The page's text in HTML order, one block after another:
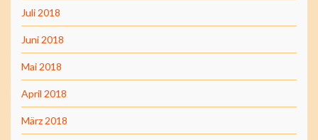
Juli 2018
Juni 2018
Mai 2018
April 2018
März 2018